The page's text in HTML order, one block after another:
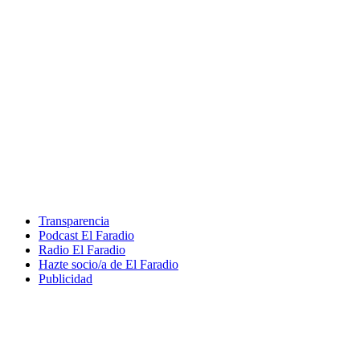
Transparencia
Podcast El Faradio
Radio El Faradio
Hazte socio/a de El Faradio
Publicidad